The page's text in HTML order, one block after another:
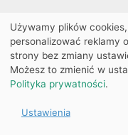
Używamy plików
personalizować reklamy
strony bez zmiany
Możesz to zmienić w
Polityka prywatności.
Ustawienia